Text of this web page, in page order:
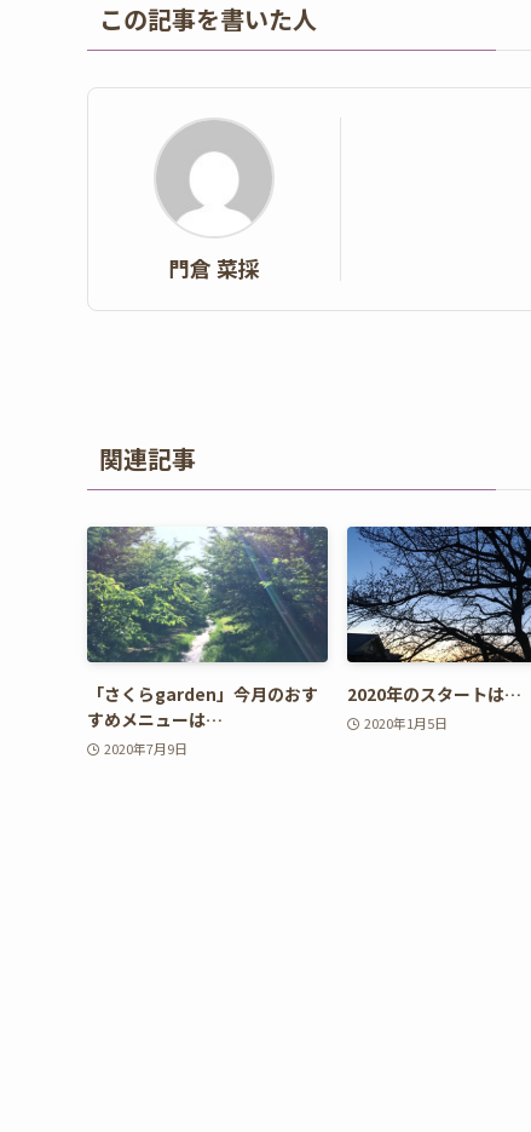
この記事を書いた人
門倉 菜採
関連記事
「さくらgarden」今月のおす
すめメニューは…
2020年7月9日
2020年のスタートは…
2020年1月5日